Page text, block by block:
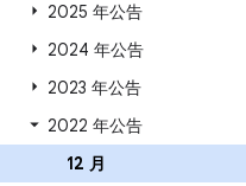
2025 年公告
2024 年公告
2023 年公告
2022 年公告
12 月